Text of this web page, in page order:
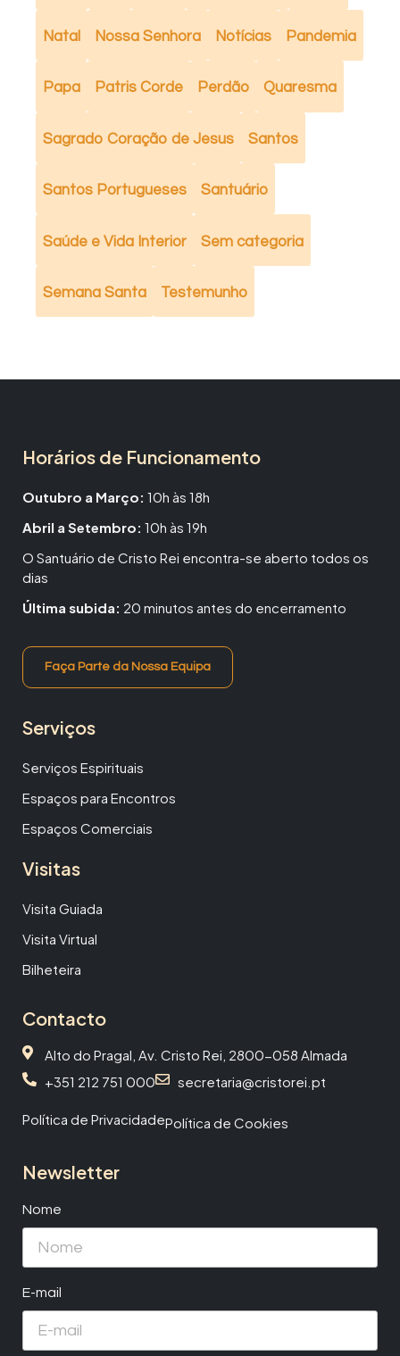
Natal Nossa Senhora Notícias Pandemia
Papa Patris Corde Perdão Quaresma
Sagrado Coração de Jesus Santos
Santos Portugueses Santuário
Saúde e Vida Interior Sem categoria
Semana Santa Testemunho
Horários de Funcionamento
Outubro a Março: 10h às 18h
Abril a Setembro: 10h às 19h
O Santuário de Cristo Rei encontra-se aberto todos os
dias
Última subida: 20 minutos antes do encerramento
Faça Parte da Nossa Equipa
Serviços
Serviços Espirituais
Espaços para Encontros
Espaços Comerciais
Visitas
Visita Guiada
Visita Virtual
Bilheteira
Contacto
Alto do Pragal, Av. Cristo Rei, 2800-058 Almada
+351 212 751 000
secretaria@cristorei.pt
Política de PrivacidadePolítica de Cookies
Newsletter
Nome
E-mail